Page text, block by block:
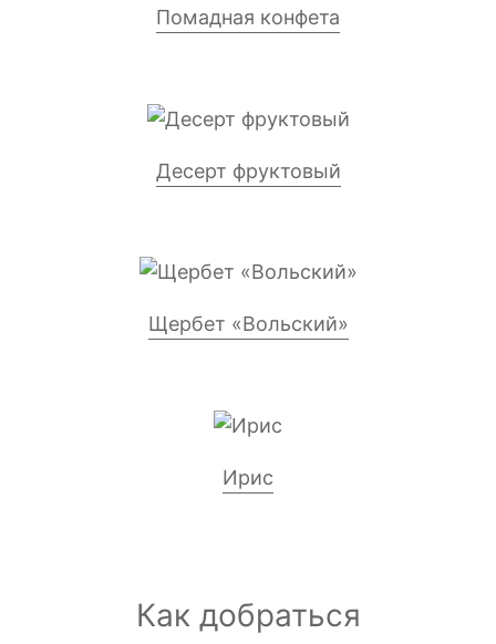
Помадная конфета
Десерт фруктовый
Щербет «Вольский»
Ирис
Как добраться